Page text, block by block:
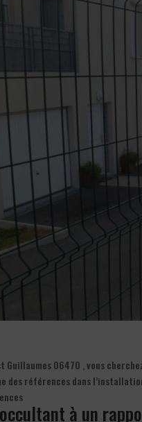
Guillaumes 06470 , vous
références dans
à un